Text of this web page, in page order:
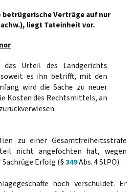
betrügerische Verträge auf nur
liegt Tateinheit vor.
Urteil des Landgerichts
soweit es ihn betrifft, mit den
wird die Sache zu neuer
Kosten des Rechtsmittels, an
zu einer Gesamtfreiheitsstrafe
nicht angefochten hat, wegen
Erfolg (§349Abs. 4 StPO).
hoch verschuldet. Er